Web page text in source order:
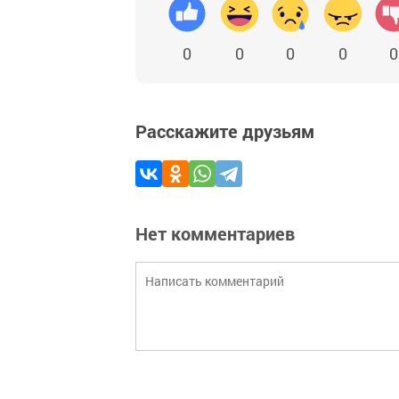
0 0 0 0 0
Расскажите друзьям
Нет комментариев